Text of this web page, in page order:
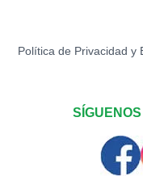
Política de Privacidad y